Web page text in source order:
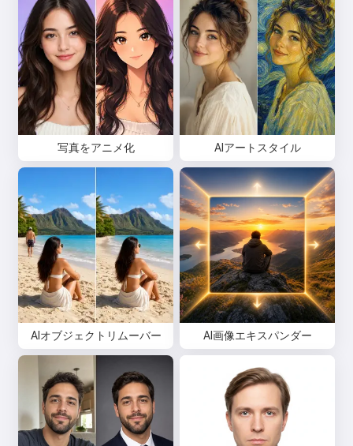
写真をアニメ化 AIアートスタイル
AIオブジェクトリムーバー AI画像エキスパンダー